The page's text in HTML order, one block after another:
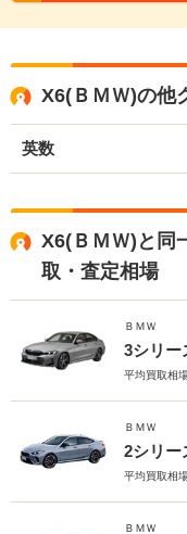
X6(ＢＭＷ)の他
英数
X6(ＢＭＷ)と同
取・査定相場
ＢＭＷ
3シリー
平均買取相
ＢＭＷ
2シリー
平均買取相
ＢＭＷ